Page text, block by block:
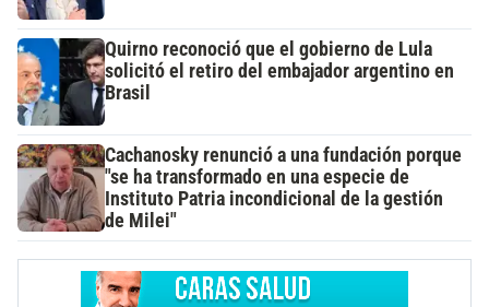
Quirno reconoció que el gobierno de Lula
solicitó el retiro del embajador argentino en
Brasil
Cachanosky renunció a una fundación porque
"se ha transformado en una especie de
Instituto Patria incondicional de la gestión
de Milei"